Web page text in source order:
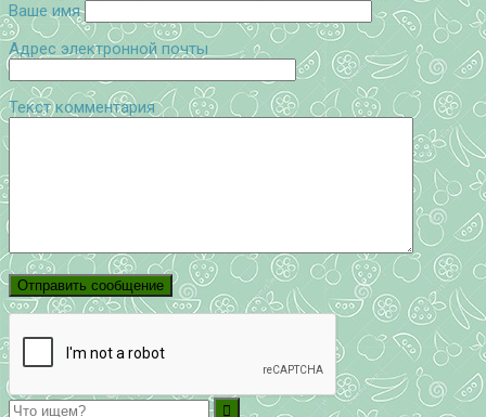
Ваше имя
Адрес электронной почты
Текст комментария